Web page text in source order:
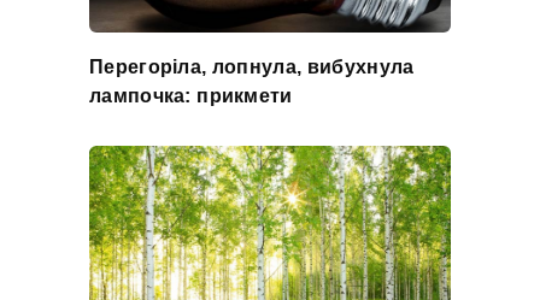
Перегоріла, лопнула, вибухнула
лампочка: прикмети